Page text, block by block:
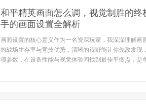
和平精英画面怎么调，视觉制胜的
手的画面设置全解析
画面设置的核心意义作为一名资深玩家，我深深理解
的战场生存率与竞技优势，清晰的视野能让你先敌发
项参数，在设备性能与视觉体验间找到最佳平衡点，是